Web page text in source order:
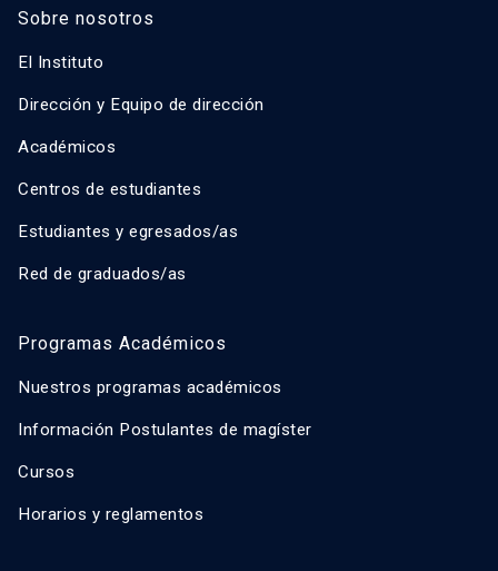
Sobre nosotros
El Instituto
Dirección y Equipo de dirección
Académicos
Centros de estudiantes
Estudiantes y egresados/as
Red de graduados/as
Programas Académicos
Nuestros programas académicos
Información Postulantes de magíster
Cursos
Horarios y reglamentos